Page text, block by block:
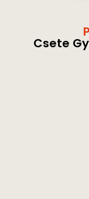
Csete